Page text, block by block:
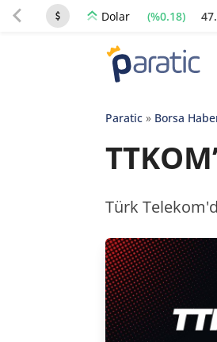
Dolar (%0.18)
Paratic» Borsa
Türk